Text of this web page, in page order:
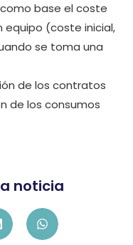
base el coste
equipo (coste inicial,
se toma una
de los contratos
de los consumos
noticia